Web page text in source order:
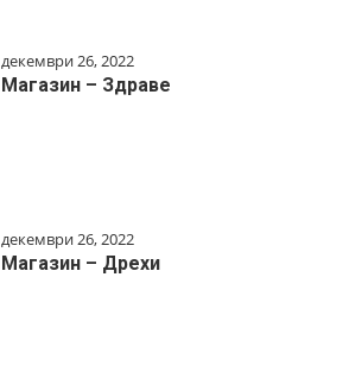
декември 26, 2022
Магазин – Здраве
декември 26, 2022
Магазин – Дрехи